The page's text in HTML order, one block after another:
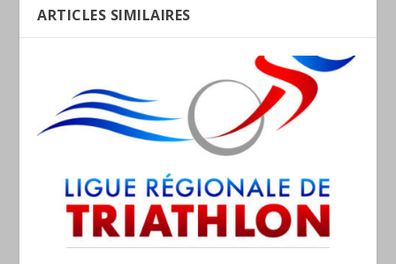
ARTICLES SIMILAIRES